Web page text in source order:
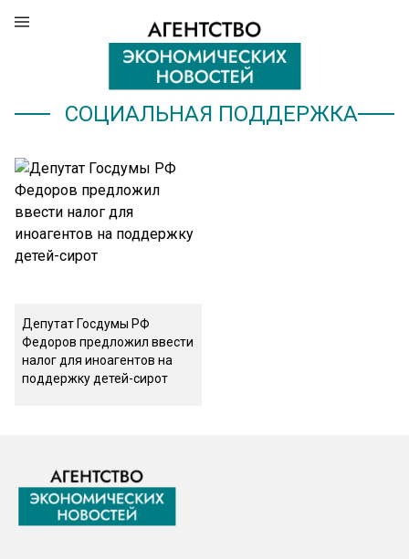
СОЦИАЛЬНАЯ ПОДДЕРЖКА
Депутат Госдумы РФ
Федоров предложил ввести
налог для иноагентов на
поддержку детей-сирот